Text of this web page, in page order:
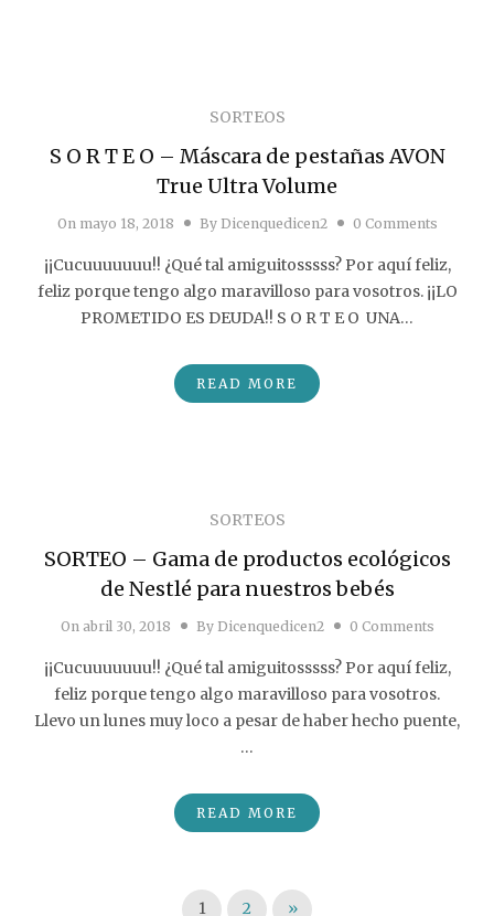
SORTEOS
S O R T E O – Máscara de pestañas AVON
True Ultra Volume
On mayo 18, 2018 By Dicenquedicen2 0 Comments
¡¡Cucuuuuuuu!! ¿Qué tal amiguitosssss? Por aquí feliz,
feliz porque tengo algo maravilloso para vosotros. ¡¡LO
PROMETIDO ES DEUDA!! S O R T E O UNA…
READ MORE
SORTEOS
SORTEO – Gama de productos ecológicos
de Nestlé para nuestros bebés
On abril 30, 2018 By Dicenquedicen2 0 Comments
¡¡Cucuuuuuuu!! ¿Qué tal amiguitosssss? Por aquí feliz,
feliz porque tengo algo maravilloso para vosotros.
Llevo un lunes muy loco a pesar de haber hecho puente,
…
READ MORE
Paginación de entradas
1 2 »